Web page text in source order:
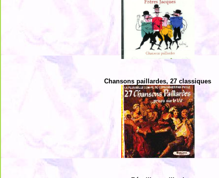
Chansons paillardes, 27 classiques